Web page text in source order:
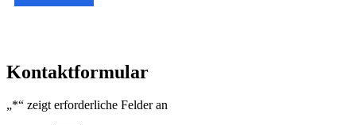
Kontaktformular
„*“ zeigt erforderliche Felder an